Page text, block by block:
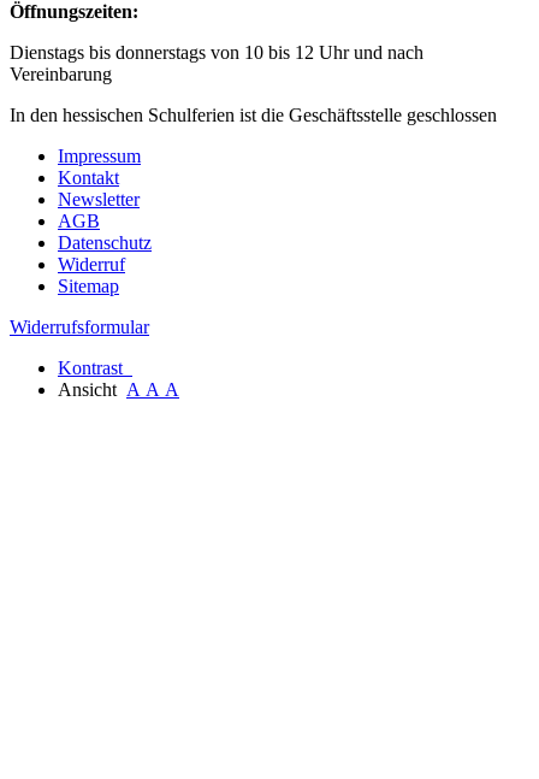
Öffnungszeiten:
Dienstags bis donnerstags von 10 bis 12 Uhr und nach
Vereinbarung
In den hessischen Schulferien ist die Geschäftsstelle geschlossen
Impressum
Kontakt
Newsletter
AGB
Datenschutz
Widerruf
Sitemap
Widerrufsformular
Kontrast
Ansicht A A A